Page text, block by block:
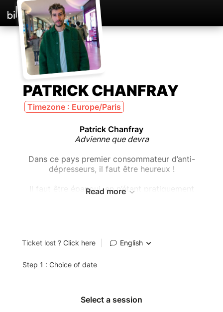
PATRICK CHANFRAY
Timezone : Europe/Paris
Patrick Chanfray
Advienne que devra
Dans ce pays premier consommateur d’anti-
dépresseurs, il faut être heureux !
Il faut être épanoui, en n’étant pratiquement
plus tard que prévu.
Il faut avoir des loisirs, mais responsables.
le monde, et surtout il faut se détendre, ok ?!
pas la meilleure version de vous-même, on va
Read more